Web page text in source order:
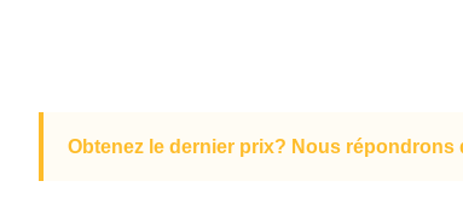
Obtenez le dernier prix? Nous